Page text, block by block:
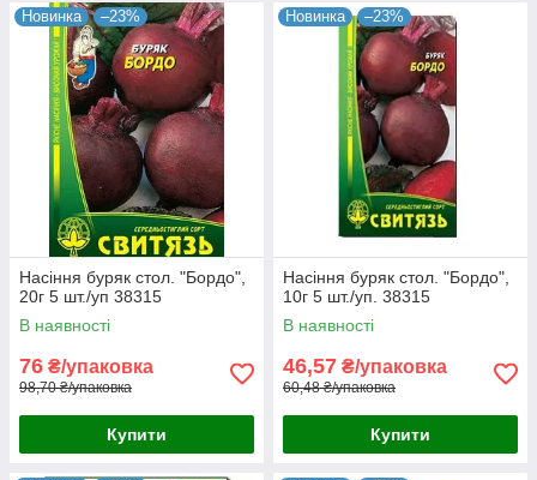
Новинка –23%
Насіння буряк стол. "Бордо",
20г 5 шт./уп 38315
В наявності
76 ₴/упаковка
98,70 ₴/упаковка
Купити
Новинка –23%
Насіння буряк стол. "Бордо",
10г 5 шт./уп. 38315
В наявності
46,57 ₴/упаковка
60,48 ₴/упаковка
Купити